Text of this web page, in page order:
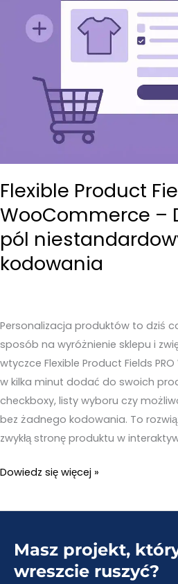
Flexible Product
WooCommerce –
pól
kodowania
Personalizacja produktów to dziś
sposób na wyróżnienie sklepu i
wtyczce Flexible Product Fields
w kilka minut dodać do swoich
checkboxy, listy wyboru czy
bez żadnego kodowania. To
zwykłą stronę produktu w
Flexible
Fields
WooCommerce
Dowiedz się więcej »
Masz projekt,
wreszcie ruszyć?